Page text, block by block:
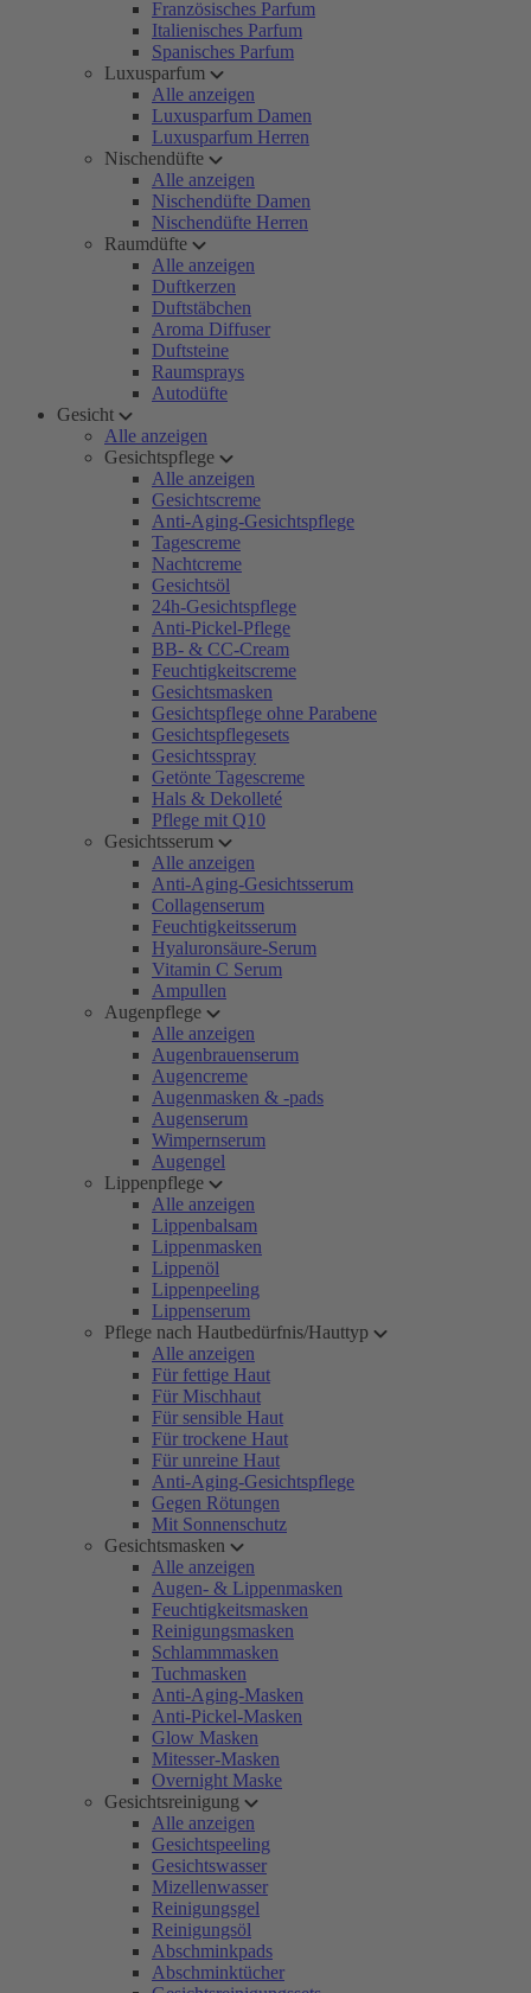
Französisches Parfum
Italienisches Parfum
Spanisches Parfum
Luxusparfum
Alle anzeigen
Luxusparfum Damen
Luxusparfum Herren
Nischendüfte
Alle anzeigen
Nischendüfte Damen
Nischendüfte Herren
Raumdüfte
Alle anzeigen
Duftkerzen
Duftstäbchen
Aroma Diffuser
Duftsteine
Raumsprays
Autodüfte
Gesicht
Alle anzeigen
Gesichtspflege
Alle anzeigen
Gesichtscreme
Anti-Aging-Gesichtspflege
Tagescreme
Nachtcreme
Gesichtsöl
24h-Gesichtspflege
Anti-Pickel-Pflege
BB- & CC-Cream
Feuchtigkeitscreme
Gesichtsmasken
Gesichtspflege ohne Parabene
Gesichtspflegesets
Gesichtsspray
Getönte Tagescreme
Hals & Dekolleté
Pflege mit Q10
Gesichtsserum
Alle anzeigen
Anti-Aging-Gesichtsserum
Collagenserum
Feuchtigkeitsserum
Hyaluronsäure-Serum
Vitamin C Serum
Ampullen
Augenpflege
Alle anzeigen
Augenbrauenserum
Augencreme
Augenmasken & -pads
Augenserum
Wimpernserum
Augengel
Lippenpflege
Alle anzeigen
Lippenbalsam
Lippenmasken
Lippenöl
Lippenpeeling
Lippenserum
Pflege nach Hautbedürfnis/Hauttyp
Alle anzeigen
Für fettige Haut
Für Mischhaut
Für sensible Haut
Für trockene Haut
Für unreine Haut
Anti-Aging-Gesichtspflege
Gegen Rötungen
Mit Sonnenschutz
Gesichtsmasken
Alle anzeigen
Augen- & Lippenmasken
Feuchtigkeitsmasken
Reinigungsmasken
Schlammmasken
Tuchmasken
Anti-Aging-Masken
Anti-Pickel-Masken
Glow Masken
Mitesser-Masken
Overnight Maske
Gesichtsreinigung
Alle anzeigen
Gesichtspeeling
Gesichtswasser
Mizellenwasser
Reinigungsgel
Reinigungsöl
Abschminkpads
Abschminktücher